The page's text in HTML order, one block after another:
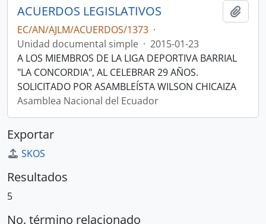
ACUERDOS LEGISLATIVOS
EC/AN/AJLM/ACUERDOS/1373 ·
Unidad documental simple · 2015-01-23
A LOS MIEMBROS DE LA LIGA DEPORTIVA BARRIAL
"LA CONCORDIA", AL CELEBRAR 29 AÑOS.
SOLICITADO POR ASAMBLEÍSTA WILSON CHICAIZA
Asamblea Nacional del Ecuador
Exportar
SKOS
Resultados
5
No. término relacionado